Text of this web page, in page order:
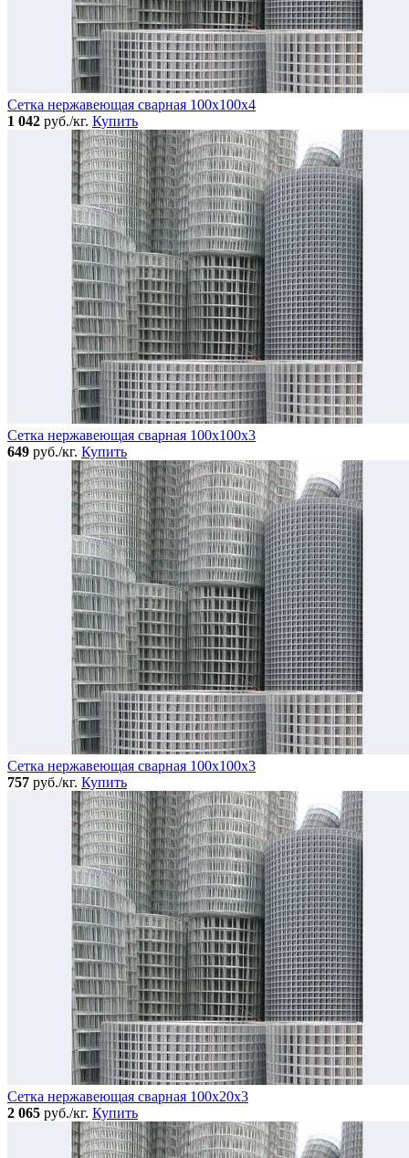
Сетка нержавеющая сварная 100х100х4
1 042 руб./кг. Купить
Сетка нержавеющая сварная 100х100х3
649 руб./кг. Купить
Сетка нержавеющая сварная 100х100х3
757 руб./кг. Купить
Сетка нержавеющая сварная 100х20х3
2 065 руб./кг. Купить